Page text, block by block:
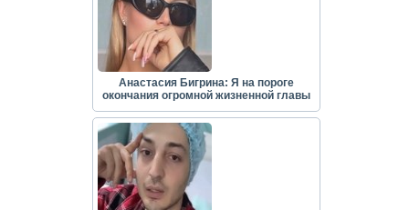
Анастасия Бигрина: Я на пороге
окончания огромной жизненной главы